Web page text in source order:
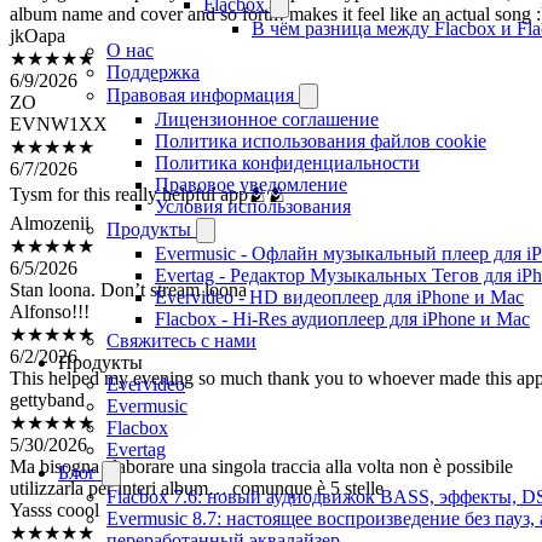
Flacbox
В чём разница между Flacbox и
О нас
Поддержка
Правовая информация
Лицензионное соглашение
Политика использования файлов cookie
Политика конфиденциальности
Правовое уведомление
Условия использования
Продукты
Evermusic - Офлайн музыкальный плеер для
Evertag - Редактор Музыкальных Тегов для
Evervideo - HD видеоплеер для iPhone и Mac
Flacbox - Hi-Res аудиоплеер для iPhone и Mac
Свяжитесь с нами
Продукты
Evervideo
Evermusic
Flacbox
Evertag
Блог
Flacbox 7.6: новый аудиодвижок BASS, эффекты,
Evermusic 8.7: настоящее воспроизведение без
★★★★★
6/9/2026
ZO
EVNW1XX
★★★★★
6/7/2026
Tysm for this really helpful app🫂🫂
Almozenii
★★★★★
6/5/2026
Stan loona. Don’t stream loona
Alfonso!!!
★★★★★
6/2/2026
This helped my evening so much thank you to whoever made this
gettyband
★★★★★
5/30/2026
Ma bisogna elaborare una singola traccia alla volta non è possibile
utilizzarla per interi album… comunque è 5 stelle
Yasss coool
★★★★★
5/28/2026